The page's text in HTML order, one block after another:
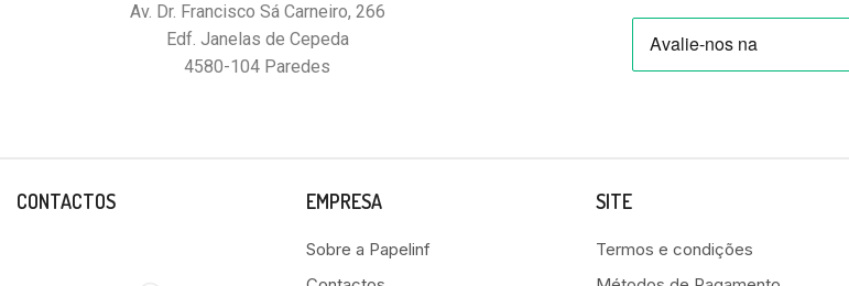
Av. Dr. Francisco Sá Carneiro, 266
Edf. Janelas de Cepeda
4580-104 Paredes
CONTACTOS EMPRESA
Sobre a Papelinf
SITE
Termos e condições